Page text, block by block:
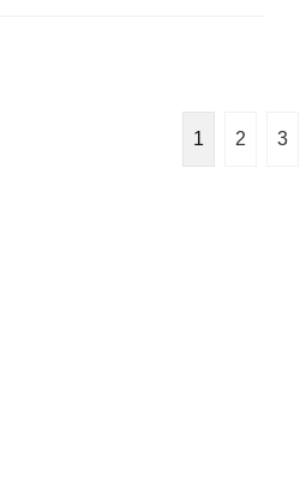
1 2 3